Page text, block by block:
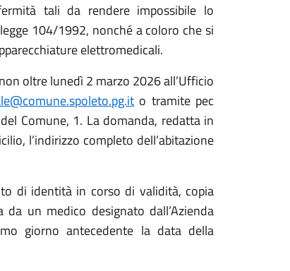
tali da rendere impossibile lo
104/1992, nonché a coloro che si
elettromedicali.
oltre lunedì 2 marzo 2026 all’Ufficio
o tramite pec
Comune, 1. La domanda, redatta in
l’indirizzo completo dell’abitazione
di identità in corso di validità, copia
un medico designato dall’Azienda
giorno antecedente la data della